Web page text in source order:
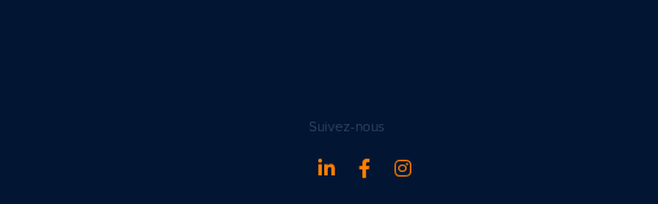
Suivez-nous